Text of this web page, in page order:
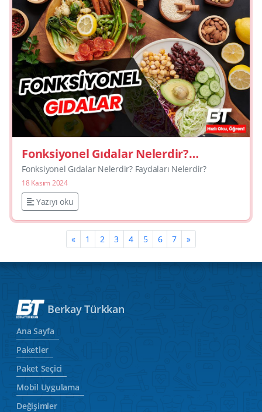
Fonksiyonel Gıdalar Nelerdir?
Faydaları Nelerdir?
Fonksiyonel Gıdalar Nelerdir? Faydaları Nelerdir?
18 Kasım 2024
Yazıyı oku
« 1 2 3 4 5 6 7 »
Berkay Türkkan
Ana Sayfa
Paketler
Paket Seçici
Mobil Uygulama
Değişimler